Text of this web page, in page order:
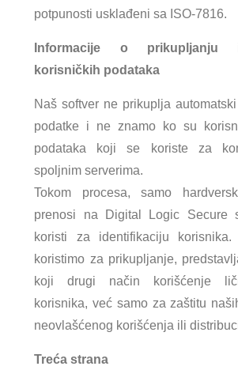
potpunosti usklađeni sa ISO-7816.
Informacije o prikupljanju
korisničkih podataka
Naš softver ne prikuplja
podatke i ne znamo ko su
podataka koji se koriste za
spoljnim serverima.
Tokom procesa, samo
prenosi na Digital Logic Secure
koristi za identifikaciju
koristimo za prikupljanje,
koji drugi način korišćenje
korisnika, već samo za zaštitu
neovlašćenog korišćenja ili
Treća strana